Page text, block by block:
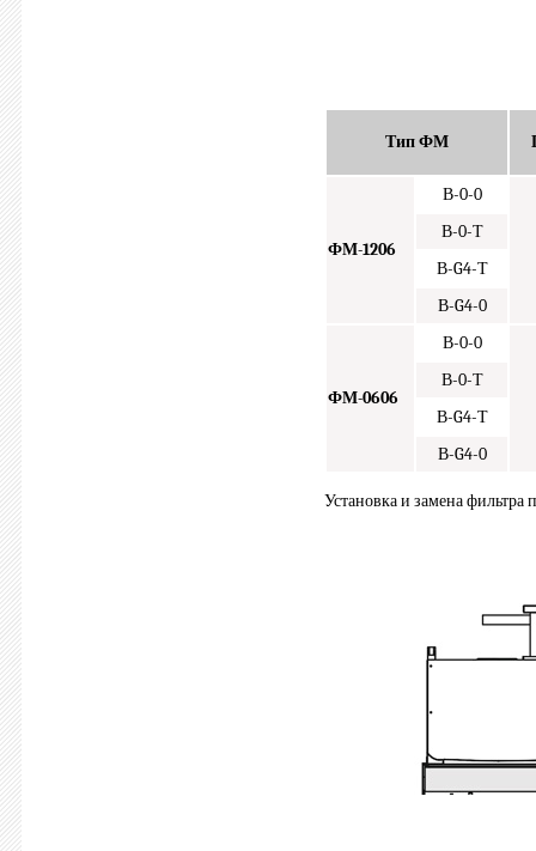
Тип ФМ
ФМ-1206
В-0-0
В-0-Т
В-G4-Т
В-G4-0
ФМ-0606
В-0-0
В-0-Т
В-G4-Т
В-G4-0
Установка и замена фильтра